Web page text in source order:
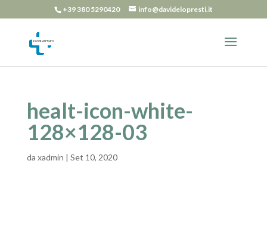
+39 380 5290420 info@davidelopresti.it
healt-icon-white-
128×128-03
da xadmin | Set 10, 2020